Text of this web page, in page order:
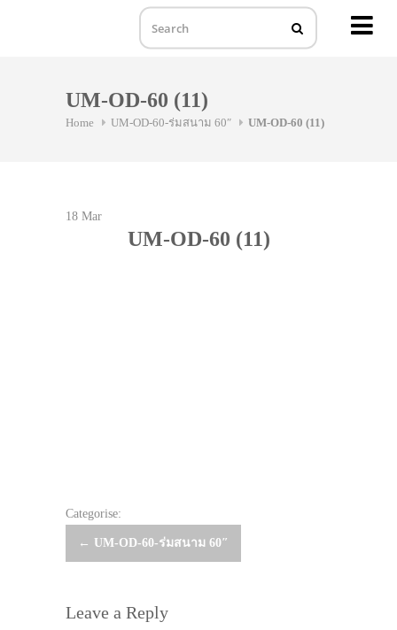
UM-OD-60 (11)
Home UM-OD-60-ร่มสนาม 60″ UM-OD-60 (11)
18 Mar
UM-OD-60 (11)
Categorise:
Post
← UM-OD-60-ร่มสนาม 60″
Leave a Reply